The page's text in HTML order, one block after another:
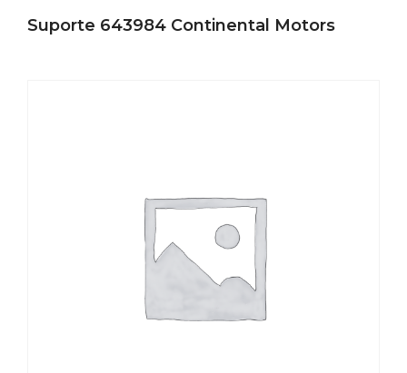
Suporte 643984 Continental Motors